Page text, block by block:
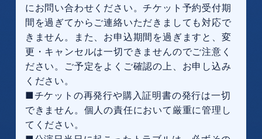
にお問い合わせください。チケット予約受付期
間を過ぎてからご連絡いただきましても対応で
きません。また、お申込期間を過ぎますと、変
更・キャンセルは一切できませんのでご注意く
ださい。ご予定をよくご確認の上、お申し込み
ください。
■チケットの再発行や購入証明書の発行は一切
できません。個人の責任において厳重に管理し
てください。